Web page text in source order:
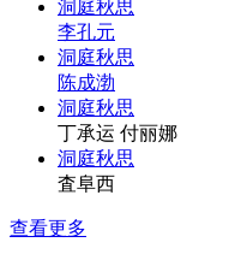
洞庭秋思
李孔元
洞庭秋思
陈成渤
洞庭秋思
丁承运 付丽娜
洞庭秋思
査阜西
查看更多